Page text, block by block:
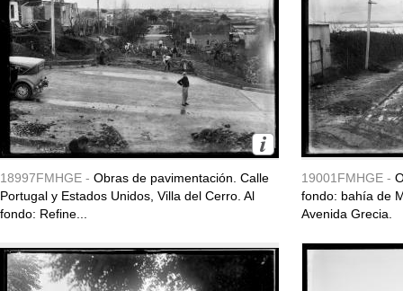
18997FMHGE - Obras de pavimentación. Calle
Portugal y Estados Unidos, Villa del Cerro. Al
fondo: Refine...
19001FMHGE -
fondo: bahía de
Avenida Grecia.